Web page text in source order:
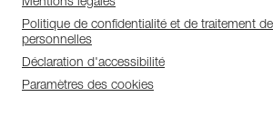
Mentions légales
Politique de confidentialité et de traitement
personnelles
Déclaration d'accessibilité
Paramètres des cookies